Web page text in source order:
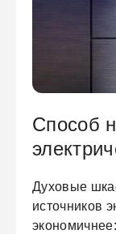
на товары
Способ
Духовые
источников